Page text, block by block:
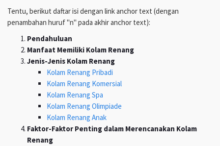
Tentu, berikut daftar isi dengan link anchor text (dengan
penambahan huruf "n" pada akhir anchor text):
Pendahuluan
Manfaat Memiliki Kolam Renang
Jenis-Jenis Kolam Renang
Kolam Renang Pribadi
Kolam Renang Komersial
Kolam Renang Spa
Kolam Renang Olimpiade
Kolam Renang Anak
Faktor-Faktor Penting dalam Merencanakan Kolam
Renang